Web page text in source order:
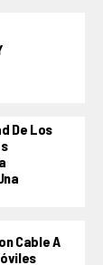
De Los
Cable A